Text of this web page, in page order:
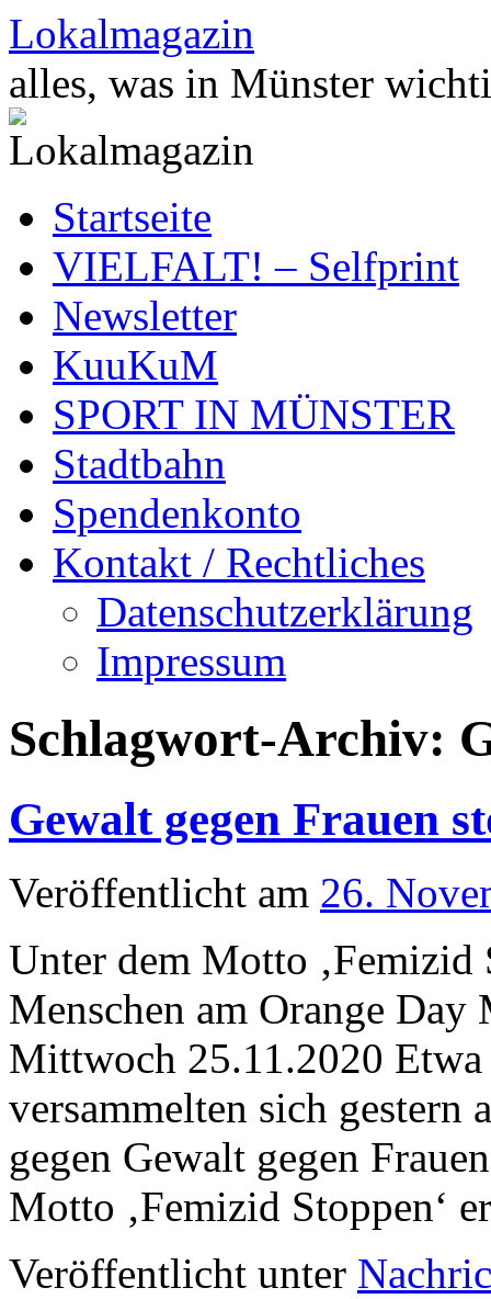
Zum
Inhalt
springen
Lokalmagazin
alles, was in Münster
Startseite
VIELFALT! – Selfprint
Newsletter
KuuKuM
SPORT IN MÜNSTER
Stadtbahn
Spendenkonto
Kontakt / Rechtliches
Datenschutzerklärung
Impressum
Schlagwort-Archiv:
Gewalt gegen Frauen
Veröffentlicht am 26.
Unter dem Motto ‚Femizid
Menschen am Orange Day
Mittwoch 25.11.2020
versammelten sich gestern
gegen Gewalt gegen
Motto ‚Femizid Stoppen‘
Veröffentlicht unter